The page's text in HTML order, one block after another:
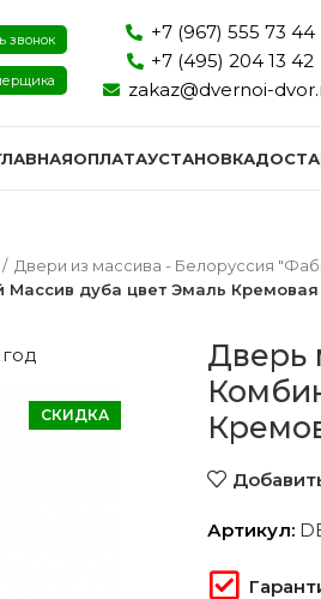
звонок
+7 (967) 555 73 44
+7 (495) 204 13 42
zakaz@dvernoi-
Двери
2744
ОПЛАТАУСТАНОВКА
Двери из массива - Белоруссия
дуба цвет Эмаль Кремовая
СКИДКА
Дверь
Артикул: